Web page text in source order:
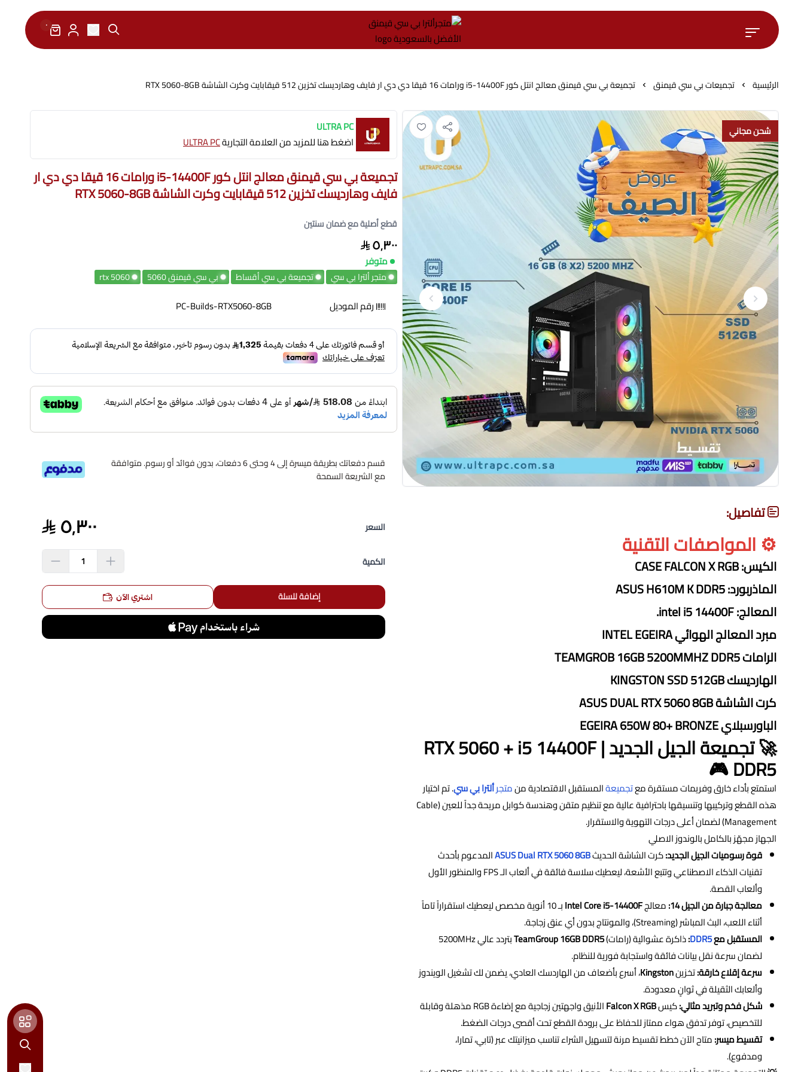
متجرألترا بي سي قيمنق الأفضل بالسعودية
٠
الرئيسية تجميعات بي سي قيمنق تجميعة بي سي قيمنق معالج انتل كور i5-14400F ورامات 16 قيقا دي دي ار فايف وهارديسك تخزين 512 قيقابايت وكرت الشاشة RTX 5060-8GB
شحن مجاني
تفاصيل:
⚙️ المواصفات التقنية
الكيس: CASE FALCON X RGB
الماذربورد: ASUS H610M K DDR5
المعالج: intel i5 14400F.
مبرد المعالج الهوائي INTEL EGEIRA
الرامات TEAMGROB 16GB 5200MMHZ DDR5
الهارديسك KINGSTON SSD 512GB
كرت الشاشة ASUS DUAL RTX 5060 8GB
الباورسبلاي EGEIRA 650W 80+ BRONZE
🚀 تجميعة الجيل الجديد | RTX 5060 + i5 14400F
DDR5 🎮
استمتع بأداء خارق وفريمات مستقرة معتجميعةالمستقبل الاقتصادية منمتجرألترا بي سي. تم اختيار
هذه القطع وتركيبها وتنسيقها باحترافية عالية مع تنظيم متقن وهندسة كوابل مريحة جداً للعين (Cable
Management) لضمان أعلى درجات التهوية والاستقرار.
الجهاز مجهّز بالكامل بالوندوز الاصلي
قوة رسوميات الجيل الجديد:كرت الشاشة الحديثASUS Dual RTX 5060 8GBالمدعوم بأحدث
تقنيات الذكاء الاصطناعي وتتبع الأشعة، ليعطيك سلاسة فائقة في ألعاب الـ FPS والمنظور الأول
وألعاب القصة.
معالجة جبارة من الجيل 14:
معالجIntel Core i5-14400F
بـ 10 أنوية مخصص ليعطيك استقراراً تاماً
أثناء اللعب، البث المباشر (Streaming)، والمونتاج بدون أي عنق زجاجة.
المستقبل معDDR5
:ذاكرة عشوائية (رامات)TeamGroup 16GB DDR5
بتردد عالي 5200MHz
لضمان سرعة نقل بيانات فائقة واستجابة فورية للنظام.
سرعة إقلاع خارقة:تخزينKingston، أسرع بأضعاف من الهاردسك العادي، يضمن لك تشغيل الويندوز
وألعابك الثقيلة في ثوانٍ معدودة.
شكل فخم وتبريد مثالي:كيسFalcon X RGB
الأنيق واجهتين زجاجية مع إضاءة RGB مذهلة وقابلة
للتخصيص، توفر تدفق هواء ممتاز للحفاظ على برودة القطع تحت أقصى درجات الضغط.
تقسيط ميسر:متاح الآن خطط تقسيط مرنة لتسهيل الشراء تناسب ميزانيتك عبر (تابي، تمارا،
ومدفوع).
ULTRA PC
اضغط هنا للمزيد من العلامة التجاريةULTRA PC
تجميعة بي سي قيمنق معالج انتل كور i5-14400F ورامات 16 قيقا دي دي ار
فايف وهارديسك تخزين 512 قيقابايت وكرت الشاشة RTX 5060-8GB
قطع أصلية مع ضمان سنتين
٥٬٣٠٠
متوفر
متجر ألترا بي سي تجميعة بي سي أقساط بي سي قيمنق 5060 rtx 5060
رقم الموديل PC-Builds-RTX5060-8GB
قسم دفعاتك بطريقة ميسرة إلى 4 وحتى 6 دفعات، بدون فوائد أو رسوم. متوافقة
مع الشريعة السمحة
السعر ٥٬٣٠٠
الكمية
إضافة للسلة اشتري الآن